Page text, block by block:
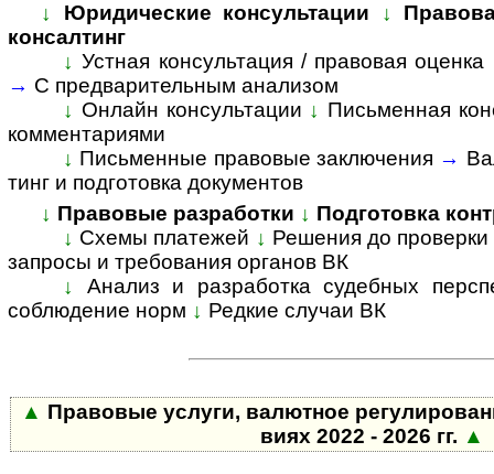
↓
Юридические консультации ↓
консалтинг
↓ Устная консультация / правовая оценка
→ С пред­ва­ри­тель­ным анализом
↓ Онлайн консультации ↓ Письменная
комментариями
↓ Пись­мен­ные право­вые заклю­чения →
тинг и подго­товка доку­ментов
↓ Правовые разработки ↓ Подготовка
↓ Схемы платежей ↓ Решения до
запросы и требования органов ВК
↓
Анализ и разработка судебных
соблюдение норм ↓ Редкие случаи ВК
▲ Пра­во­вые услуги, валютное
виях 2022 - 2026 гг. ▲